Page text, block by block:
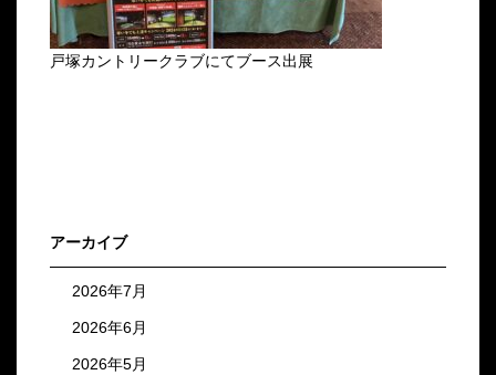
戸塚カントリークラブにてブース出展
アーカイブ
2026年7月
2026年6月
2026年5月